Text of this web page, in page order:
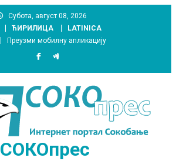
Субота, август 08, 2026
ЋИРИЛИЦА
LATINICA
Преузми мобилну апликацију
СОКОпрес